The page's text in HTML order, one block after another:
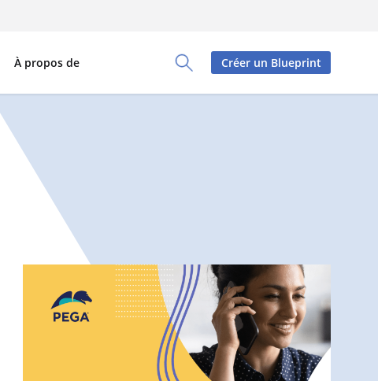
Toggle Search Panel
À propos de Créer un Blueprint